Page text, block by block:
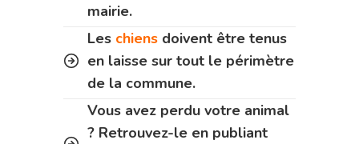
mairie.
Les chiens doivent être tenus
en laisse sur tout le périmètre
de la commune.
Vous avez perdu votre animal
? Retrouvez-le en publiant